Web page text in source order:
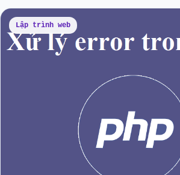
Lập trình web